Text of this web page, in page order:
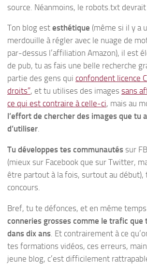
source. Néanmoins, le robots.txt
Ton blog est esthétique (même si il y a
merdouille à régler avec le nuage de
par-dessus l’affiliation Amazon), il est
de pub, tu as fais une belle recherche
partie des gens qui confondent licence
droits”, et tu utilises des images sans
ce qui est contraire à celle-ci, mais au
l’effort de chercher des images que tu
d’utiliser.
Tu développes tes communautés sur
(mieux sur Facebook que sur Twitter,
être partout à la fois, surtout au début),
concours.
Bref, tu te défonces, et en même
conneries grosses comme le trafic que
dans dix ans . Et contrairement à ce
tes formations vidéos, ces erreurs,
jeune blog, c’est difficilement